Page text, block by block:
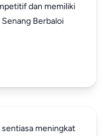
dan memiliki
Berbaloi
sentiasa meningkat